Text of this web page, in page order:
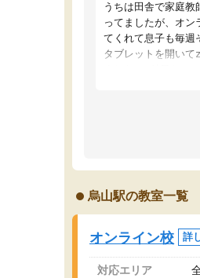
うちは田舎で家庭教
ってましたが、オン
てくれて息子も毎週
タブレットを開いて
ました！5科目なん
烏山駅の教室一覧
オンライン校 詳
対応エリア